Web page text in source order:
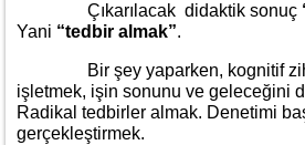
Çıkarılacak didaktik sonuç
Yani “tedbir almak”.
Bir şey yaparken, kognitif
işletmek, işin sonunu ve geleceğini
Radikal tedbirler almak. Denetimi
gerçekleştirmek.